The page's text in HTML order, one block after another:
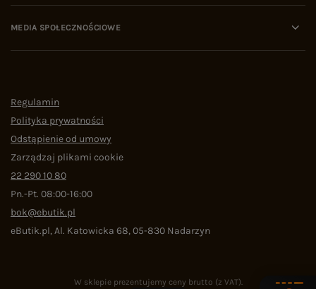
MEDIA SPOŁECZNOŚCIOWE
Regulamin
Polityka prywatności
Odstąpienie od umowy
Zarządzaj plikami cookie
22 290 10 80
Pn.-Pt. 08:00-16:00
bok@ebutik.pl
eButik.pl,Al. Katowicka 68,05-830 Nadarzyn
W sklepie prezentujemy ceny brutto (z VAT).